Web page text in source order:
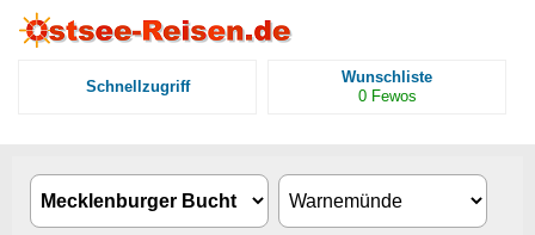
Schnellzugriff
Wunschliste
0 Fewos